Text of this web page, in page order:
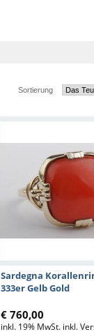
Sortierung
Sardegna
333er Gelb Gold
€ 760,00
inkl. 19% MwSt. inkl.